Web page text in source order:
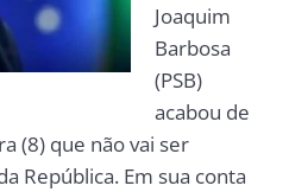
Joaquim
Barbosa
(PSB)
acabou de
(8) que não vai ser
República. Em sua conta